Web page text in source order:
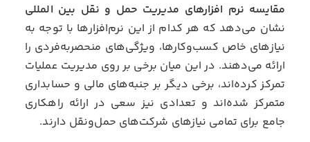
مقایسه نرم افزارهای مدیریت حمل و نقل بین المللی
نشان می‌دهد که هر کدام از این نرم‌افزارها با توجه به
نیازهای خاص کسب‌وکارها، ویژگی‌های منحصربه‌فردی را
ارائه می‌دهند. در این میان برخی بر روی مدیریت عملیات
تمرکز کرده‌اند، برخی دیگر بر جنبه‌های مالی و حسابداری
متمرکز شده‌اند و تعدادی نیز سعی در ارائه راهکاری
جامع برای تمامی نیازهای شرکت‌های حمل‌ونقل دارند.